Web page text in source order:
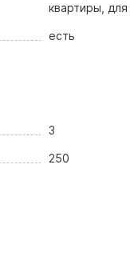
квартиры,
есть
3
250